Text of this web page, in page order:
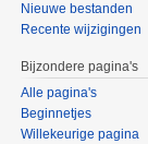
Nieuwe bestanden
Recente wijzigingen
Bijzondere pagina's
Alle pagina's
Beginnetjes
Willekeurige pagina